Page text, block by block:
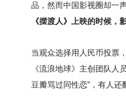
品，然而中国影视圈却一
《摆渡人》上映的时候，
当观众选择用人民币投票
《流浪地球》主创团队人
豆瓣骂过同性恋”，有人还